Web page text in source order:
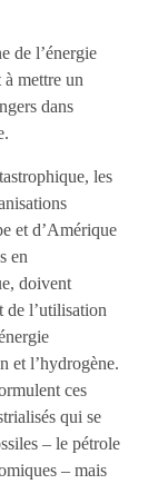
de l’énergie
à mettre un
dans
les
et d’Amérique
en
doivent
de l’utilisation
et l’hydrogène.
ces
qui se
– le pétrole
– mais